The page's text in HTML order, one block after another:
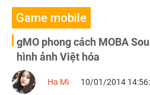
Game mobile
gMO phong cách MOBA
hình ảnh Việt hóa
Ha Mi 10/01/2014